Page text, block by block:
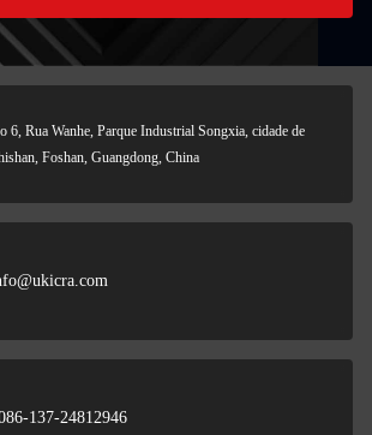
6, Rua Wanhe, Parque Industrial Songxia, cidade de
Foshan, Guangdong, China
137-24812946